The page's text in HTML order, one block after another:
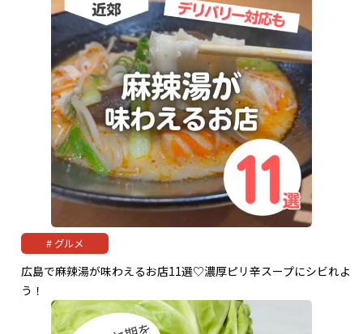
グルメ
広島で麻辣湯が味わえるお店11選♡濃厚ピリ辛スープにシビれよ
う！